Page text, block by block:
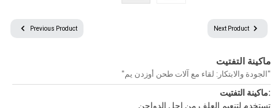
info@ozdenyemmak.com
ولا يمكن استخدامها دون الحصول على إذن وإسناد مناسب.
Previous Product Next Product
ماكينة التفتيت
"الجودة والابتكار: لقاء مع آلات طحن أوزدن يم"
ماكينة التفتيت:
تستخدم لتنعيم العلف من اجل الدواجن